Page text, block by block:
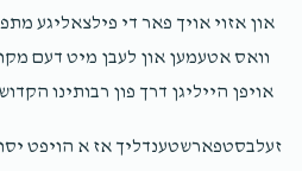
BENGLANDER/ר' בעריש ענגלענדער
און אזוי אויך פאר די פילצאליגע
וואס אטעמען און לעבן מיט דעם
אויפן הייליגן דרך פון רבותינו
זעלבסטפארשטענדליך אז א הויפט